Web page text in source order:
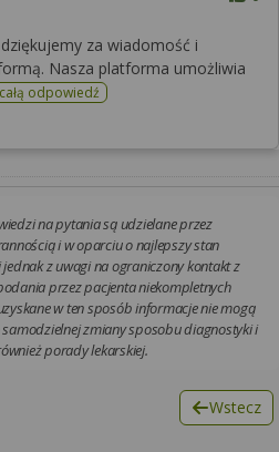
za wiadomość i
Nasza platforma umożliwia
odpowiedź
na pytania są udzielane przez
i w oparciu o najlepszy stan
z uwagi na ograniczony kontakt z
przez pacjenta niekompletnych
w ten sposób informacje nie mogą
zmiany sposobu diagnostyki i
porady lekarskiej.
Wstecz